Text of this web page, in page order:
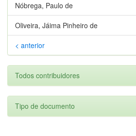
Nóbrega, Paulo de
Oliveira, Jáima Pinheiro de
< anterior
Todos contribuidores
Tipo de documento